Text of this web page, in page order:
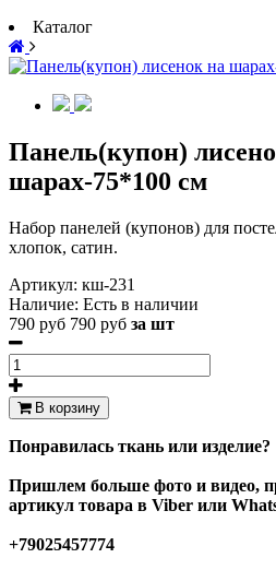
Каталог
Панель(купон)
шарах-75*100 см
Набор панелей (купонов) для
хлопок, сатин.
Артикул: кш-231
Наличие: Есть в наличии
790 руб 790 руб за шт
В корзину
Понравилась ткань или изделие?
Пришлем больше фото и видео,
артикул товара в Viber или
+79025457774